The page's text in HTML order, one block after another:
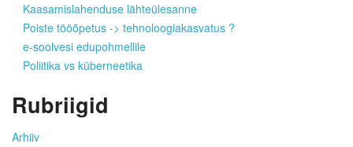
Kaasamislahenduse lähteülesanne
Poiste tööõpetus -> tehnoloogiakasvatus ?
e-soolvesi edupohmellile
Poliitika vs küberneetika
Rubriigid
Arhiiv